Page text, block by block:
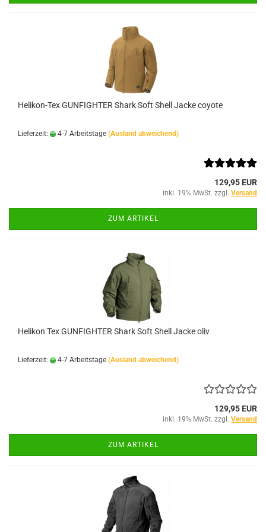
Helikon-Tex GUNFIGHTER Shark Soft Shell Jacke coyote
Lieferzeit: 4-7 Arbeitstage (Ausland abweichend)
129,95 EUR
inkl. 19% MwSt. zzgl. Versand
ZUM ARTIKEL
Helikon Tex GUNFIGHTER Shark Soft Shell Jacke oliv
Lieferzeit: 4-7 Arbeitstage (Ausland abweichend)
129,95 EUR
inkl. 19% MwSt. zzgl. Versand
ZUM ARTIKEL